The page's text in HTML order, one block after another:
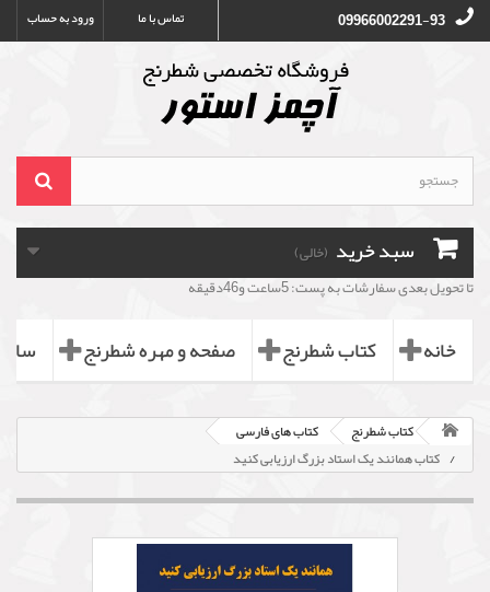
ورود به حساب تماس با ما 09966002291-93
سبد خرید (خالی)
تا تحویل بعدی سفارشات به پست: 5ساعت و46دقیقه
خانه کتاب شطرنج صفحه و مهره شطرنج
کتاب شطرنج
کتاب های فارسی
کتاب همانند یک استاد بزرگ ارزیابی کنید